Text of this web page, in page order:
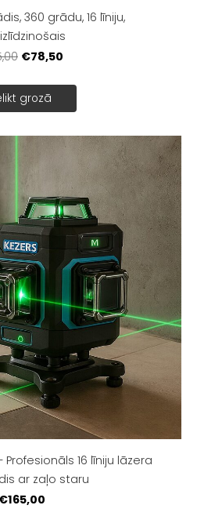
360 grādu, 16 līniju,
€78,50
grozā
– Profesionāls 16 līniju lāzera
ar zaļo staru
€165,00